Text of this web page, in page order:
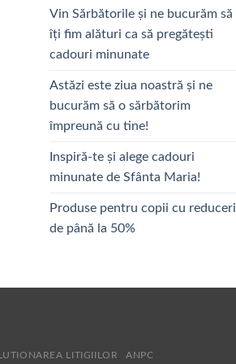
Vin Sărbătorile și ne bucurăm să
îți fim alături ca să pregătești
cadouri minunate
Astăzi este ziua noastră și ne
bucurăm să o sărbătorim
împreună cu tine!
Inspiră-te și alege cadouri
minunate de Sfânta Maria!
Produse pentru copii cu reduceri
de până la 50%
LITIGIILOR ANPC